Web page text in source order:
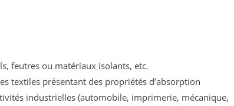
feutres ou matériaux isolants, etc.
textiles présentant des propriétés d’absorption
industrielles (automobile, imprimerie, mécanique,